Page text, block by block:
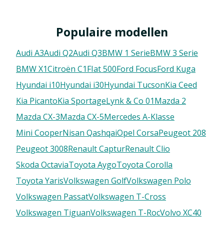
Populaire modellen
Audi A3Audi Q2Audi Q3BMW 1 SerieBMW 3 Serie
BMW X1Citroën C1FIat 500Ford FocusFord Kuga
Hyundai i10Hyundai i30Hyundai TucsonKia Ceed
Kia PicantoKia SportageLynk & Co 01Mazda 2
Mazda CX-3Mazda CX-5Mercedes A-Klasse
Mini CooperNisan QashqaiOpel CorsaPeugeot 208
Peugeot 3008Renault CapturRenault Clio
Skoda OctaviaToyota AygoToyota Corolla
Toyota YarisVolkswagen GolfVolkswagen Polo
Volkswagen PassatVolkswagen T-Cross
Volkswagen TiguanVolkswagen T-RocVolvo XC40